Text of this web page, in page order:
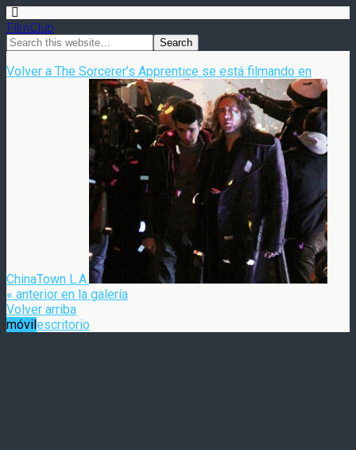
FilmClub
Volver a The Sorcerer’s Apprentice se está filmando en
ChinaTown L.A.
« anterior en la galería
Volver arriba
móvilescritorio